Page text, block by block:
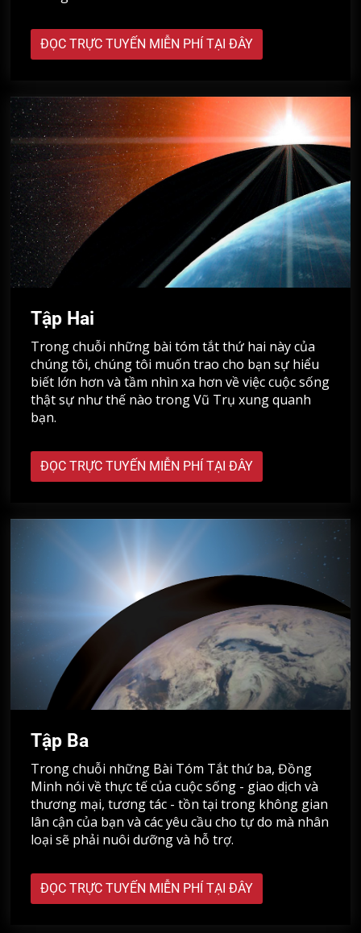
ĐỌC TRỰC TUYẾN MIỄN PHÍ TẠI ĐÂY
Tập Hai
Trong chuỗi những bài tóm tắt thứ hai này của
chúng tôi, chúng tôi muốn trao cho bạn sự hiểu
biết lớn hơn và tầm nhìn xa hơn về việc cuộc sống
thật sự như thế nào trong Vũ Trụ xung quanh
bạn.
ĐỌC TRỰC TUYẾN MIỄN PHÍ TẠI ĐÂY
Tập Ba
Trong chuỗi những Bài Tóm Tắt thứ ba, Đồng
Minh nói về thực tế của cuộc sống - giao dịch và
thương mại, tương tác - tồn tại trong không gian
lân cận của bạn và các yêu cầu cho tự do mà nhân
loại sẽ phải nuôi dưỡng và hỗ trợ.
ĐỌC TRỰC TUYẾN MIỄN PHÍ TẠI ĐÂY